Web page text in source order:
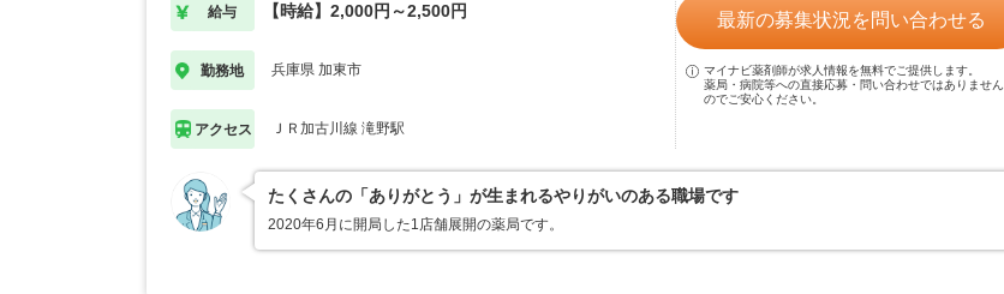
給与 【時給】2,000円～2,500円
勤務地 兵庫県 加東市
アクセス ＪＲ加古川線 滝野駅
最新の募集状況を問い合わせる
マイナビ薬剤師が求人情報を無料でご提供します。
薬局・病院等への直接応募・問い合わせではありません
のでご安心ください。
たくさんの「ありがとう」が生まれるやりがいのある職場です
2020年6月に開局した1店舗展開の薬局です。